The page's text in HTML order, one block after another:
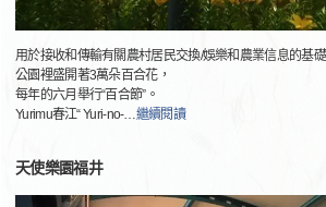
用於接收和傳輸有關農村居民交換/娛樂和農業信息的基礎
公園裡盛開著3萬朵百合花，
每年的六月舉行“百合節”。
Yurimu春江“ Yuri-no-…繼續閱讀
天使樂園福井